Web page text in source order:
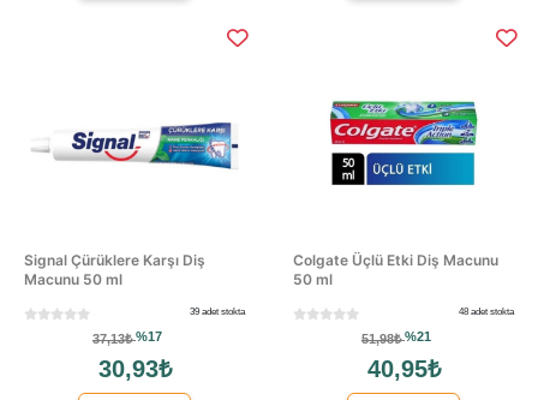
Signal Çürüklere Karşı Diş
Macunu 50 ml
39 adet stokta
37,13₺%17
30,93₺
Colgate Üçlü Etki Diş Macunu
50 ml
48 adet stokta
51,98₺%21
40,95₺